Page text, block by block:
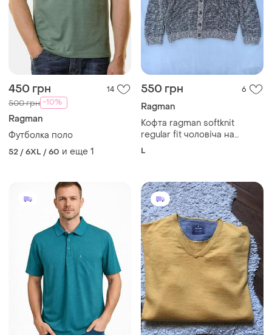
450 грн 14
500 грн -10%
Ragman
Футболка поло
52 / 6XL / 60 и еще 1
550 грн 6
Ragman
Кофта ragman softknit
regular fit чоловіча на
ґудзиках з коміром стійкою,
L